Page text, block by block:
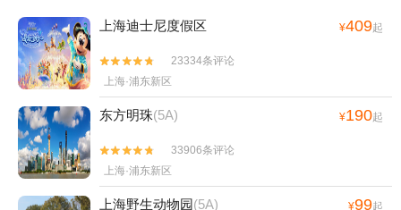
上海迪士尼度假区 ¥409起


23334条评论
上海·浦东新区
东方明珠(5A) ¥190起


33906条评论
上海·浦东新区
上海野生动物园(5A) ¥99起